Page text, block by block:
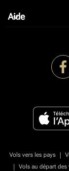
Aide
keyboard_arrow_down
Vols vers les pays |
|
Vols au départ des